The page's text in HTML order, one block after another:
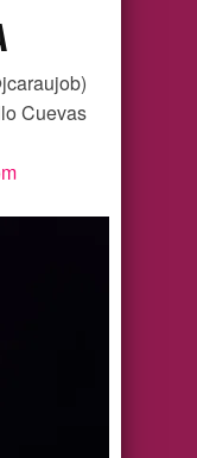
Cuevas